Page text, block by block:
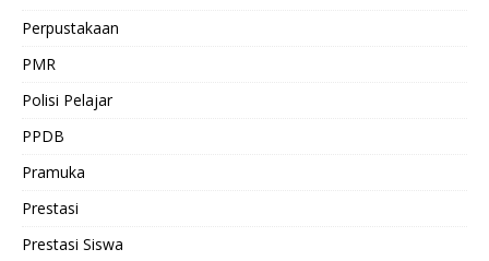
Perpustakaan
PMR
Polisi Pelajar
PPDB
Pramuka
Prestasi
Prestasi Siswa